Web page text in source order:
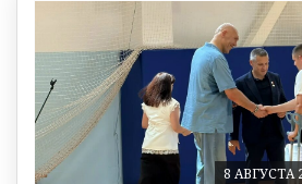
8 АВГУСТА